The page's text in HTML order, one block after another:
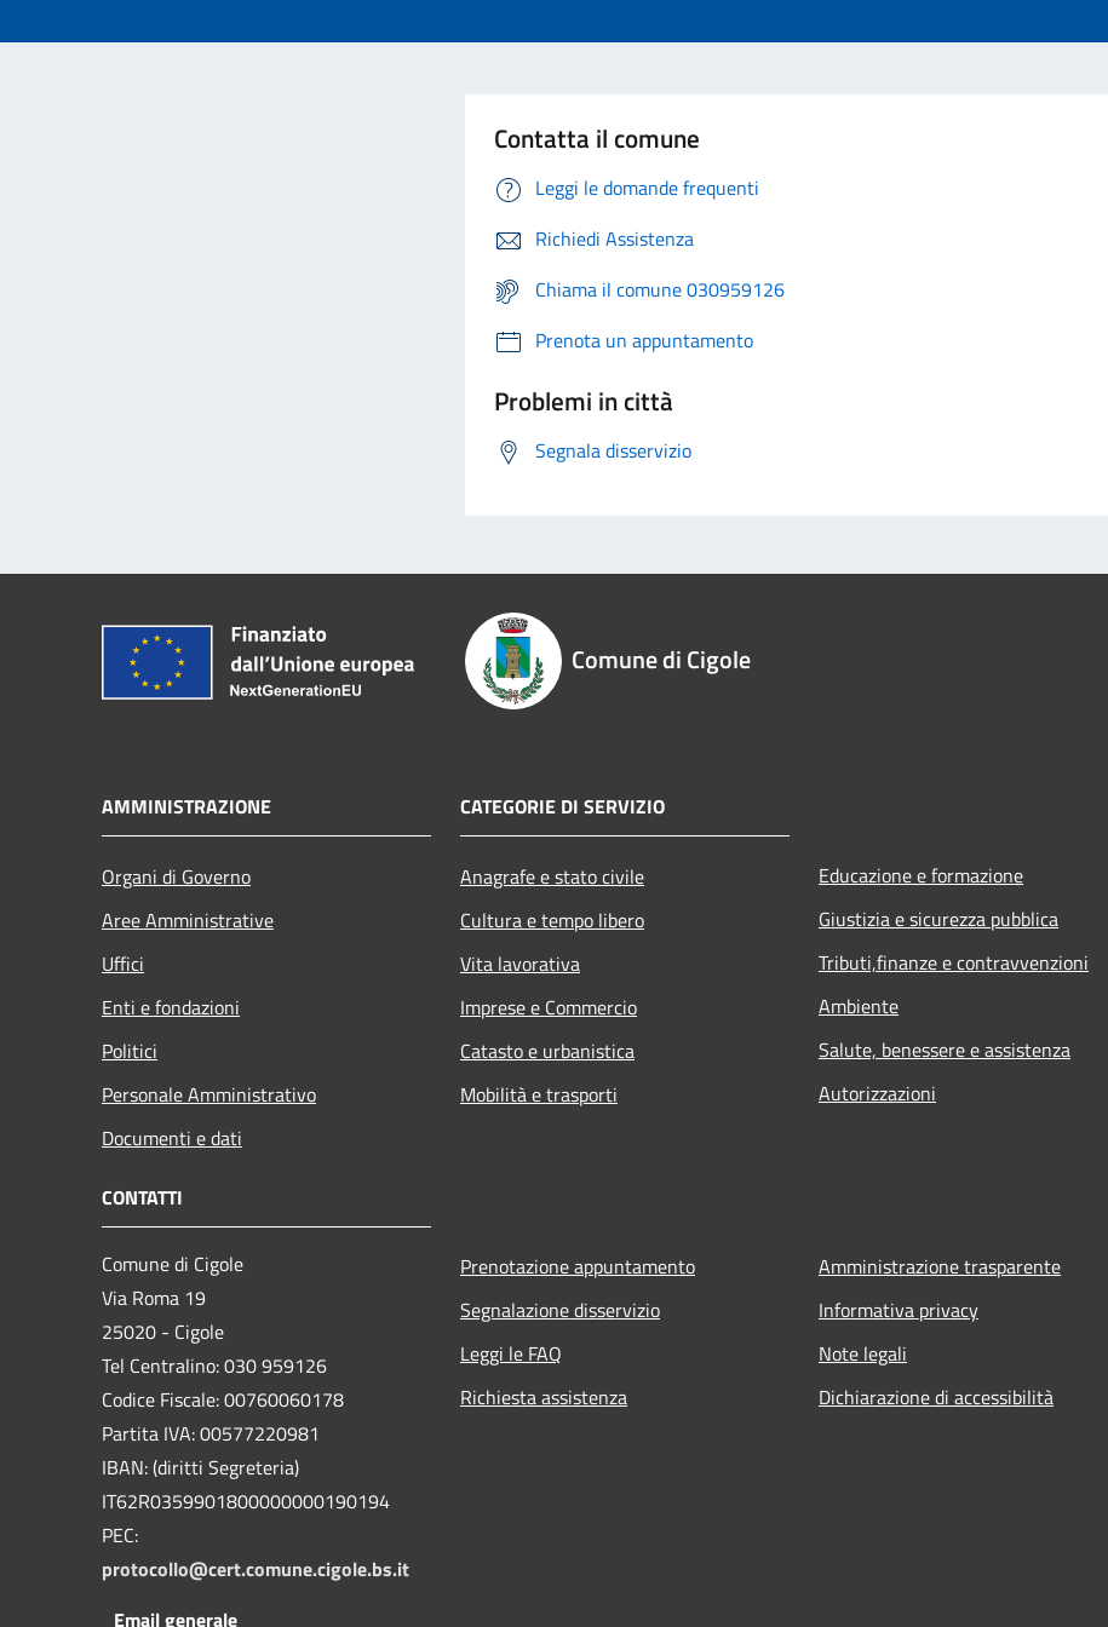
Contatta il comune
Leggi le domande frequenti
Richiedi Assistenza
Chiama il comune 030959126
Prenota un appuntamento
Problemi in città
Segnala disservizio
Comune di Cigole
AMMINISTRAZIONE
Organi di Governo
Aree Amministrative
Uffici
Enti e fondazioni
Politici
Personale Amministrativo
Documenti e dati
CATEGORIE DI SERVIZIO
Anagrafe e stato civile
Cultura e tempo libero
Vita lavorativa
Imprese e Commercio
Catasto e urbanistica
Mobilità e trasporti
Educazione e formazione
Giustizia e sicurezza pubblica
Tributi,finanze e contravvenzioni
Ambiente
Salute, benessere e assistenza
Autorizzazioni
CONTATTI
Comune di Cigole
Via Roma 19
25020 - Cigole
Tel Centralino: 030 959126
Codice Fiscale: 00760060178
Partita IVA: 00577220981
IBAN: (diritti Segreteria)
IT62R0359901800000000190194
PEC:
protocollo@cert.comune.cigole.bs.it
Email generale
Prenotazione appuntamento
Segnalazione disservizio
Leggi le FAQ
Richiesta assistenza
Amministrazione trasparente
Informativa privacy
Note legali
Dichiarazione di accessibilità